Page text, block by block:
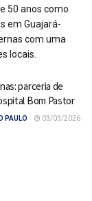
50 anos como
em Guajará-
com uma
locais.
parceria de
Bom Pastor
PAULO 03/03/2026